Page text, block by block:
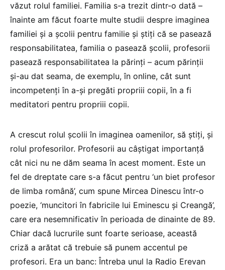
văzut rolul familiei. Familia s-a trezit dintr-o dată –
înainte am făcut foarte multe studii despre imaginea
familiei și a școlii pentru familie și știți că se pasează
responsabilitatea, familia o pasează școlii, profesorii
pasează responsabilitatea la părinți – acum părinții
și-au dat seama, de exemplu, în online, cât sunt
incompetenți în a-și pregăti propriii copii, în a fi
meditatori pentru propriii copii.
A crescut rolul școlii în imaginea oamenilor, să știți, și
rolul profesorilor. Profesorii au câștigat importanță
cât nici nu ne dăm seama în acest moment. Este un
fel de dreptate care s-a făcut pentru ‘un biet profesor
de limba română’, cum spune Mircea Dinescu într-o
poezie, ‘muncitori în fabricile lui Eminescu și Creangă’,
care era nesemnificativ în perioada de dinainte de 89.
Chiar dacă lucrurile sunt foarte serioase, această
criză a arătat că trebuie să punem accentul pe
profesori. Era un banc: Întreba unul la Radio Erevan